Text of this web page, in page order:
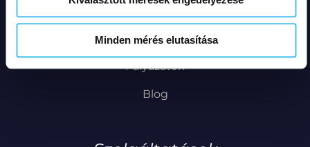
Minden mérés elutasítása
Süti szabályzat
Pályázatok
Blog